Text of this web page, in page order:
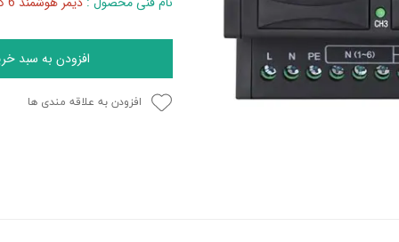
افزودن به سبد
افزودن به علاقه مندی ها